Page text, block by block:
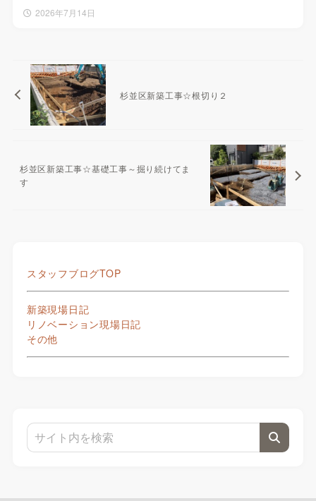
2026年7月14日
杉並区新築工事☆根切り２
杉並区新築工事☆基礎工事～掘り続けてま
す
スタッフブログTOP
新築現場日記
リノベーション現場日記
その他